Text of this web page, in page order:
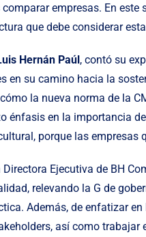
empresas. En
que debe considerar
Hernán Paúl, contó su
en su camino hacia la
la nueva norma de la
énfasis en la importancia
porque las empresas
Ejecutiva de BH
relevando la G de
Además, de enfatizar
así como trabajar